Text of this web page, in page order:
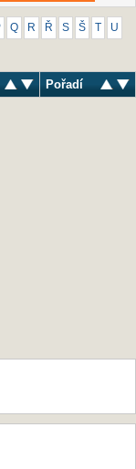
Q R Ř S Š U
Pořadí